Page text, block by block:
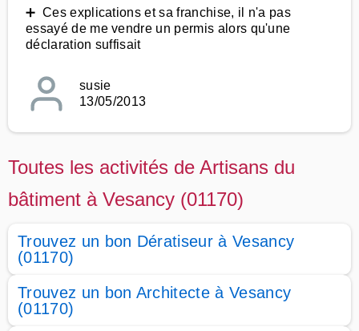
➕ Ces explications et sa franchise, il n'a pas
essayé de me vendre un permis alors qu'une
déclaration suffisait
susie
13/05/2013
Toutes les activités de Artisans du
bâtiment à Vesancy (01170)
Trouvez un bon Dératiseur à Vesancy
(01170)
Trouvez un bon Architecte à Vesancy
(01170)